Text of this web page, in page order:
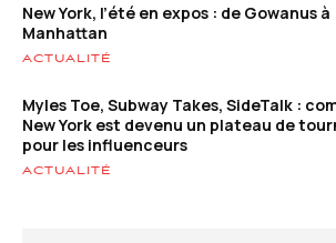
New York, l’été en expos : de Gowanus à
Manhattan
ACTUALITÉ
Myles Toe, Subway Takes, SideTalk :
New York est devenu un plateau de
pour les influenceurs
ACTUALITÉ